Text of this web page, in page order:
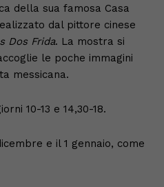
della sua famosa Casa
dal pittore cinese
Dos Frida. La mostra si
le poche immagini
messicana.
10-13 e 14,30-18.
e il 1 gennaio, come